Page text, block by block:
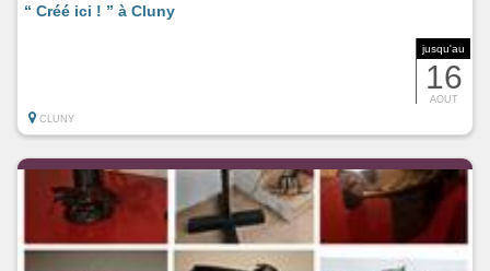
jusqu'au
16
AOUT
“ Créé ici ! ” à Cluny
CLUNY